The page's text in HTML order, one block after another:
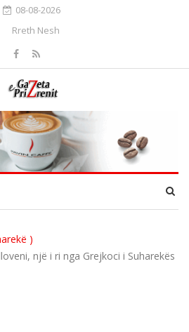
08-08-2026
Rreth Nesh
)
një i ri nga Grejkoci i Suharekës